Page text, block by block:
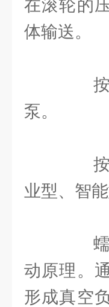
在滚轮的
体输送。
按
泵。
按
业型、智
蠕
动原理。
形成真空